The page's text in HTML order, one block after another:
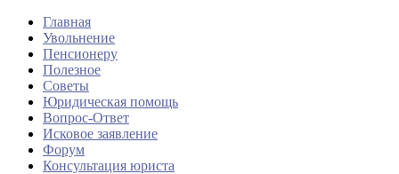
Главная
Увольнение
Пенсионеру
Полезное
Советы
Юридическая помощь
Вопрос-Ответ
Исковое заявление
Форум
Консультация юриста